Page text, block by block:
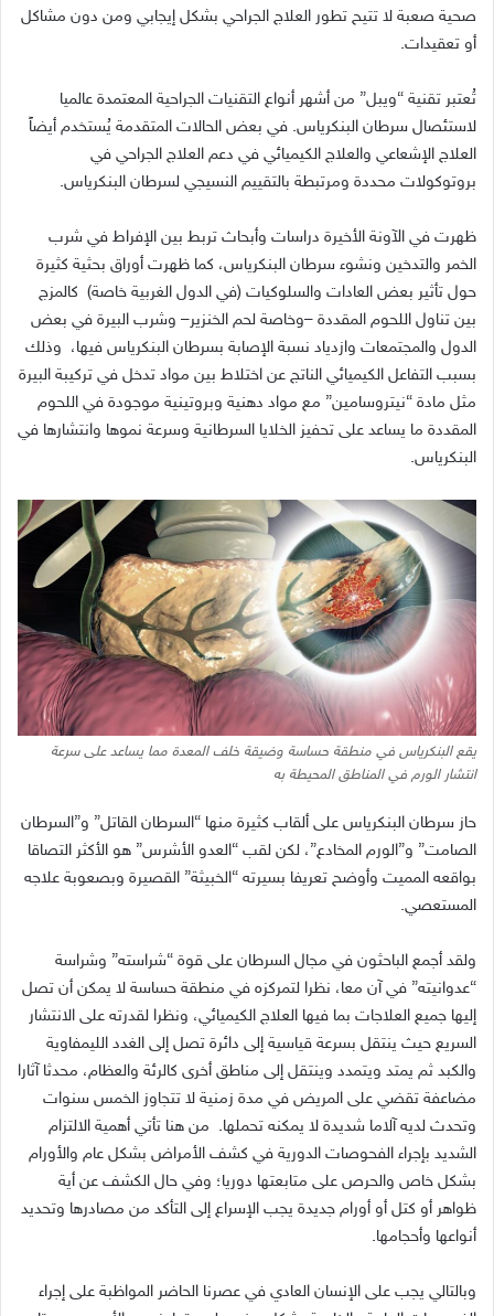
صحية صعبة لا تتيح تطور العلاج الجراحي بشكل إيجابي ومن دون مشاكل
أو تعقيدات.
تُعتبر تقنية “ويبل” من أشهر أنواع التقنيات الجراحية المعتمدة عالميا
لاستئصال سرطان البنكرياس. في بعض الحالات المتقدمة يُستخدم أيضاً
العلاج الإشعاعي والعلاج الكيميائي في دعم العلاج الجراحي في
بروتوكولات محددة ومرتبطة بالتقييم النسيجي لسرطان البنكرياس.
ظهرت في الآونة الأخيرة دراسات وأبحاث تربط بين الإفراط في شرب
الخمر والتدخين ونشوء سرطان البنكرياس، كما ظهرت أوراق بحثية كثيرة
حول تأثير بعض العادات والسلوكيات (في الدول الغربية خاصة) كالمزج
بين تناول اللحوم المقددة –وخاصة لحم الخنزير– وشرب البيرة في بعض
الدول والمجتمعات وازدياد نسبة الإصابة بسرطان البنكرياس فيها، وذلك
بسبب التفاعل الكيميائي الناتج عن اختلاط بين مواد تدخل في تركيبة البيرة
مثل مادة “نيتروسامين” مع مواد دهنية وبروتينية موجودة في اللحوم
المقددة ما يساعد على تحفيز الخلايا السرطانية وسرعة نموها وانتشارها في
البنكرياس.
يقع البنكرياس في منطقة حساسة وضيقة خلف المعدة مما يساعد على سرعة
انتشار الورم في المناطق المحيطة به
حاز سرطان البنكرياس على ألقاب كثيرة منها “السرطان القاتل” و”السرطان
الصامت” و”الورم المخادع”، لكن لقب “العدو الأشرس” هو الأكثر التصاقا
بواقعه المميت وأوضح تعريفا بسيرته “الخبيثة” القصيرة وبصعوبة علاجه
المستعصي.
ولقد أجمع الباحثون في مجال السرطان على قوة “شراسته” وشراسة
“عدوانيته” في آن معا، نظرا لتمركزه في منطقة حساسة لا يمكن أن تصل
إليها جميع العلاجات بما فيها العلاج الكيميائي، ونظرا لقدرته على الانتشار
السريع حيث ينتقل بسرعة قياسية إلى دائرة تصل إلى الغدد الليمفاوية
والكبد ثم يمتد ويتمدد وينتقل إلى مناطق أخرى كالرئة والعظام، محدثا آثارا
مضاعفة تقضي على المريض في مدة زمنية لا تتجاوز الخمس سنوات
وتحدث لديه آلاما شديدة لا يمكنه تحملها. من هنا تأتي أهمية الالتزام
الشديد بإجراء الفحوصات الدورية في كشف الأمراض بشكل عام والأورام
بشكل خاص والحرص على متابعتها دوريا؛ وفي حال الكشف عن أية
ظواهر أو كتل أو أورام جديدة يجب الإسراع إلى التأكد من مصادرها وتحديد
أنواعها وأحجامها.
وبالتالي يجب على الإنسان العادي في عصرنا الحاضر المواظبة على إجراء